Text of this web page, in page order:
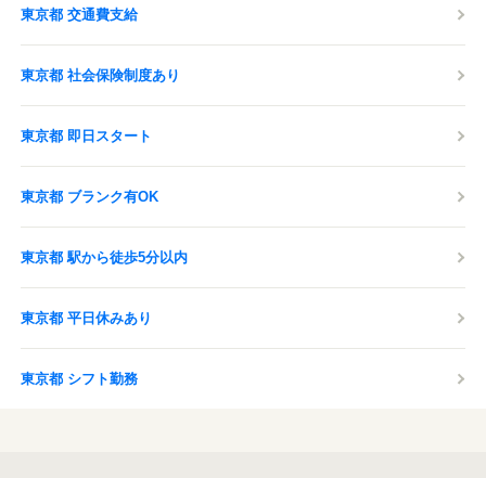
東京都 交通費支給
東京都 社会保険制度あり
東京都 即日スタート
東京都 ブランク有OK
東京都 駅から徒歩5分以内
東京都 平日休みあり
東京都 シフト勤務